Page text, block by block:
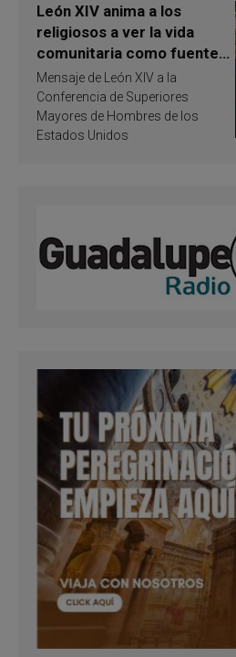
León XIV anima a los
religiosos a ver la vida
comunitaria como fuente
de inspiración y
santificación
Mensaje de León XIV a la
Conferencia de Superiores
Mayores de Hombres de los
Estados Unidos